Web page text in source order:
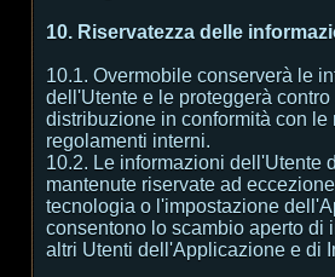
10. Riservatezza delle
10.1. Overmobile conserverà le
dell'Utente e le proteggerà
distribuzione in conformità con le
regolamenti interni.
10.2. Le informazioni dell'Utente
mantenute riservate ad
tecnologia o l'impostazione
consentono lo scambio aperto di
altri Utenti dell'Applicazione e di